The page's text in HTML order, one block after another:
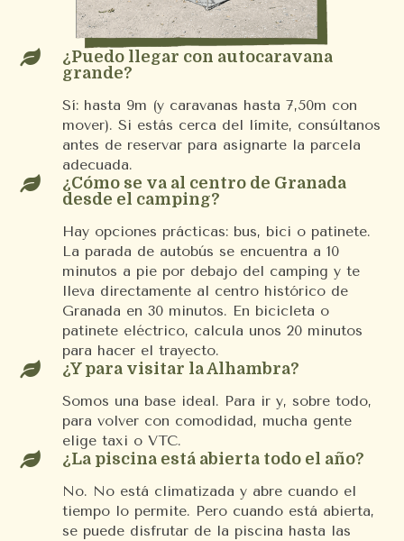

¿Puedo llegar con autocaravana
grande?
Sí: hasta 9m (y caravanas hasta 7,50m con
mover). Si estás cerca del límite, consúltanos
antes de reservar para asignarte la parcela
adecuada.

¿Cómo se va al centro de Granada
desde el camping?
Hay opciones prácticas: bus, bici o patinete.
La parada de autobús se encuentra a 10
minutos a pie por debajo del camping y te
lleva directamente al centro histórico de
Granada en 30 minutos. En bicicleta o
patinete eléctrico, calcula unos 20 minutos
para hacer el trayecto.
 ¿Y para visitar la Alhambra?
Somos una base ideal. Para ir y, sobre todo,
para volver con comodidad, mucha gente
elige taxi o VTC.
 ¿La piscina está abierta todo el año?
No. No está climatizada y abre cuando el
tiempo lo permite. Pero cuando está abierta,
se puede disfrutar de la piscina hasta las